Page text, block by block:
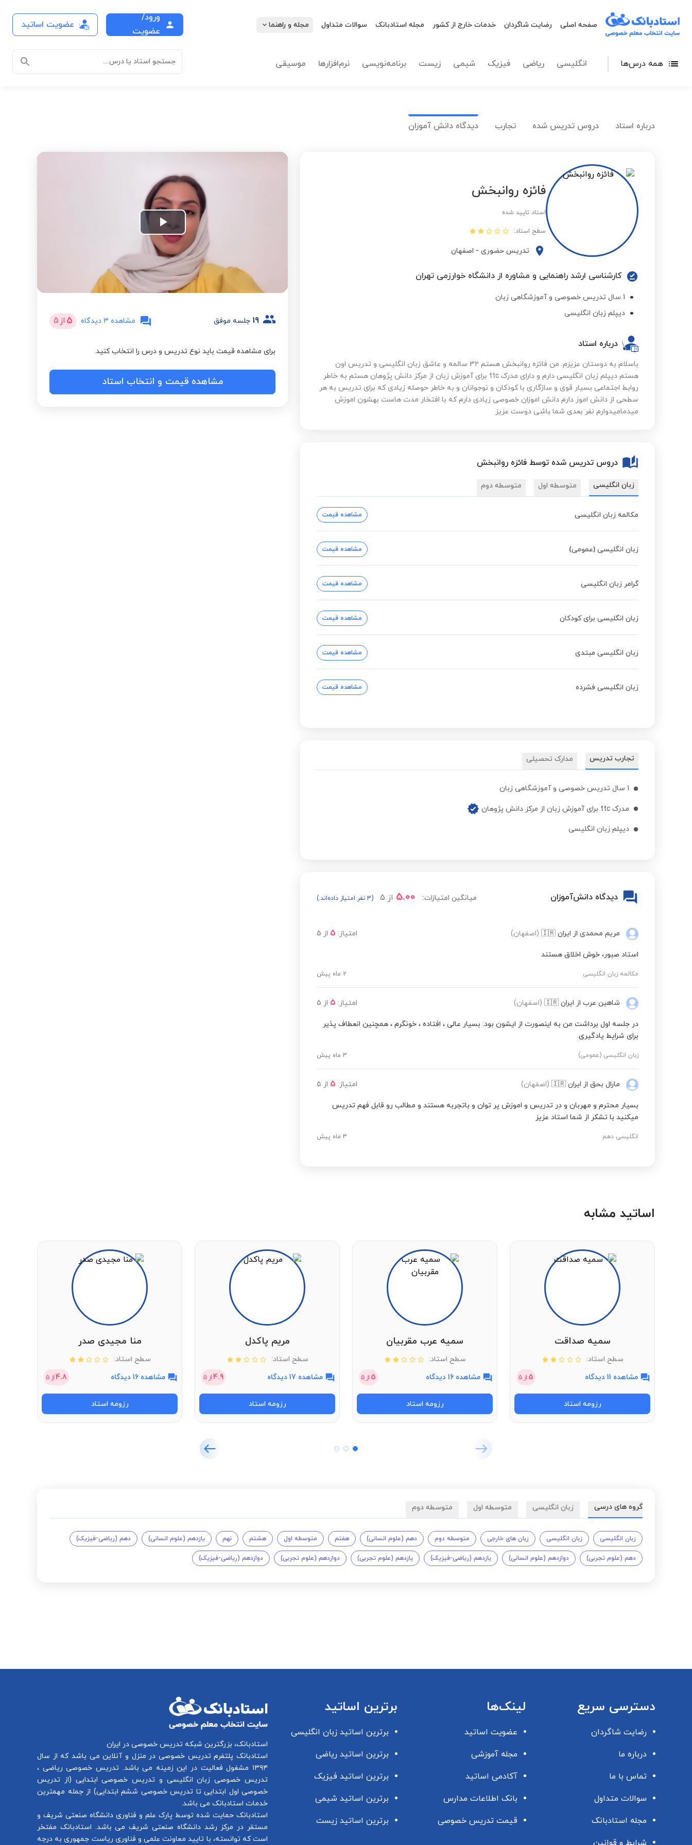
صفحه اصلی رضایت شاگردان خدمات خارج از کشور مجله استادبانک سوالات متداول مجله و راهنما
ورود/
عضویت
عضویت اساتید
همه درس‌ها انگلیسی ریاضی فیزیک شیمی زیست برنامه‌نویسی نرم‌افزارها موسیقی جستجو استاد یا درس...
درباره استاد دروس تدریس شده تجارب دیدگاه دانش آموزان
فائزه روانبخش
استاد تایید شده
سطح استاد:
تدریس حضوری - اصفهان
کارشناسی ارشد راهنمایی و مشاوره از دانشگاه خوارزمی تهران
1 سال تدریس خصوصی و آموزشگاهی زبان
دیپلم زبان انگلیسی
درباره استاد
باسلام به دوستان عزیزم. من فائزه روانبخش هستم 32 سالمه و عاشق زبان انگلیسی و تدریس اون
هستم️ دیپلم زبان انگلیسی دارم و دارای مدرک ttc برای آموزش زبان از مرکز دانش پژوهان هستم به خاطر
روابط اجتماعی بسیار قوی و سازگاری با کودکان و نوجوانان و‌ به خاطر حوصله زیادی که برای تدریس به هر
سطحی از دانش اموز دارم دانش اموزان خصوصی زیادی دارم که با افتخار مدت هاست بهشون اموزش
میدمامیدوارم نفر بعدی شما باشی دوست عزیز️
دروس تدریس شده توسط فائزه روانبخش
زبان انگلیسی متوسطه اول متوسطه دوم
مکالمه زبان انگلیسی مشاهده قیمت
زبان انگلیسی (عمومی) مشاهده قیمت
گرامر زبان انگلیسی مشاهده قیمت
زبان انگلیسی برای کودکان مشاهده قیمت
زبان انگلیسی مبتدی مشاهده قیمت
زبان انگلیسی فشرده مشاهده قیمت
تجارب تدریس مدارک تحصیلی
1 سال تدریس خصوصی و آموزشگاهی زبان
مدرک ttc برای آموزش زبان از مرکز دانش پژوهان
دیپلم زبان انگلیسی
دیدگاه دانش‌آموزان میانگین امتیازات: 5.00 از 5 (3 نفر امتیاز داده‌اند.)
مریم محمدی از ایران 🇮🇷 (اصفهان) امتیاز: 5 از 5
استاد صبور، خوش اخلاق هستند
مکالمه زبان انگلیسی 2 ماه پیش
شاهین عرب از ایران 🇮🇷 (اصفهان) امتیاز: 5 از 5
در جلسه اول برداشت من به اینصورت از ایشون بود: بسیار عالی ، افتاده ، خونگرم ، همچنین انعطاف پذیر
برای شرایط یادگیری.
زبان انگلیسی (عمومی) 3 ماه پیش
مارال بحق از ایران 🇮🇷 (اصفهان) امتیاز: 5 از 5
بسیار محترم و مهربان و در تدریس و اموزش پر توان و باتجربه هستند و مطالب رو قابل فهم تدریس
میکنید با تشکر از شما استاد عزیز
انگلیسی دهم 3 ماه پیش
Play
Video
19 جلسه موفق مشاهده 3 دیدگاه 5 از5
برای مشاهده قیمت باید نوع تدریس و درس را انتخاب کنید.
مشاهده قیمت و انتخاب استاد
اساتید مشابه
سمیه صداقت
سطح استاد:
مشاهده 11 دیدگاه
5 از 5
رزومه استاد
سمیه عرب مقربیان
سطح استاد:
مشاهده 16 دیدگاه
5 از 5
رزومه استاد
مریم پاکدل
سطح استاد:
مشاهده 17 دیدگاه
4.9از 5
رزومه استاد
منا مجیدی صدر
سطح استاد:
مشاهده 16 دیدگاه
4.8از 5
رزومه استاد
گروه های درسی زبان انگلیسی متوسطه اول متوسطه دوم
زبان انگلیسی زبان انگلیسی زبان های خارجی متوسطه دوم دهم (علوم انسانی) هفتم متوسطه اول هشتم نهم یازدهم (علوم انسانی) دهم (ریاضی-فیزیک)
دهم (علوم تجربی) دوازدهم (علوم انسانی) یازدهم (ریاضی-فیزیک) یازدهم (علوم تجربی) دوازدهم (علوم تجربی) دوازدهم (ریاضی-فیزیک)
دسترسی سریع
رضایت شاگردان
درباره ما
تماس با ما
سوالات متداول
مجله استادبانک
لینک‌ها
عضویت اساتید
مجله آموزشی
آکادمی اساتید
بانک اطلاعات مدارس
قیمت تدریس خصوصی
برترین اساتید
برترین اساتید زبان انگلیسی
برترین اساتید ریاضی
برترین اساتید فیزیک
برترین اساتید شیمی
برترین اساتید زیست
استادبانک، بزرگترین شبکه تدریس خصوصی در ایران
استادبانک پلتفرمتدریس خصوصی در منزل و آنلاین می باشد که از سال
۱۳۹۴ مشغول فعالیت در این زمینه می باشد.
تدریس خصوصی ریاضی ،
تدریس خصوصی زبان انگلیسی و تدریس خصوصی ابتدایی (از تدریس
خصوصی اول ابتداییتا تدریس خصوصی ششم ابتدایی) از جمله مهمترین
خدمات استادبانک می باشد.
استادبانک حمایت شده توسط پارک علم و فناوری دانشگاه صنعتی شریف و
مستقر در مرکز رشد دانشگاه صنعتی شریف می باشد. استادبانک مفتخر
است که توانسته، با تایید معاونت علمی و فناوری ریاست جمهوری به درجه